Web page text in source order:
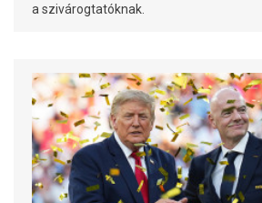
a szivárogtatóknak.